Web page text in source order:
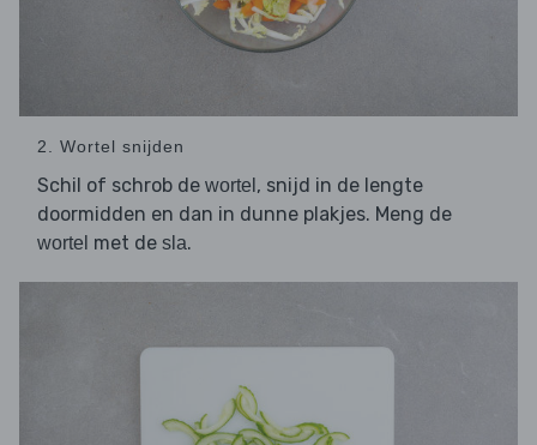
2. Wortel snijden
Schil of schrob de wortel , snijd in de lengte
doormidden en dan in dunne plakjes. Meng de
wortel met de sla.